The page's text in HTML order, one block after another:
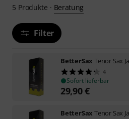
5 Produkte · Beratung
Filter
BetterSax Tenor Sax
4
Sofort lieferbar
29,90€
BetterSax Tenor Sax